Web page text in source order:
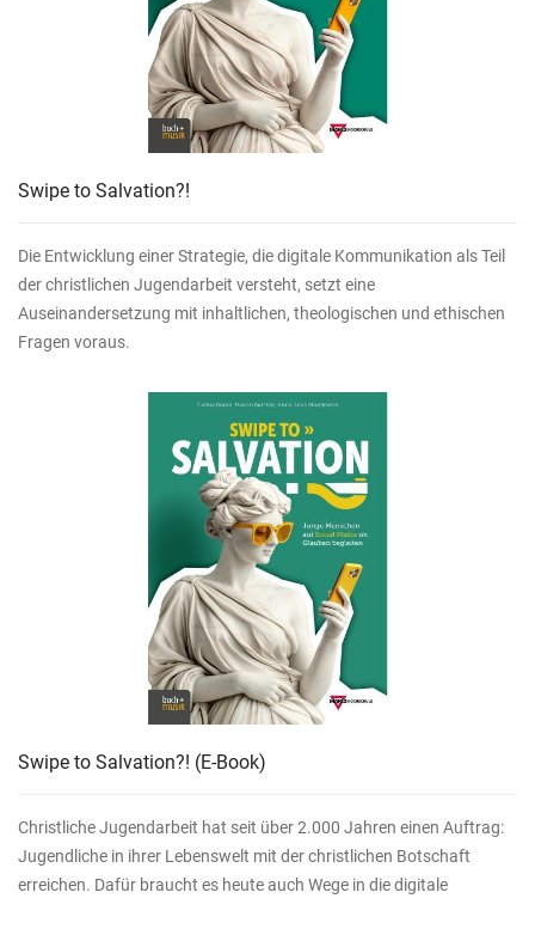
Swipe to Salvation?!
Die Entwicklung einer Strategie, die digitale Kommunikation als Teil
der christlichen Jugendarbeit versteht, setzt eine
Auseinandersetzung mit inhaltlichen, theologischen und ethischen
Fragen voraus.
Swipe to Salvation?! (E-Book)
Christliche Jugendarbeit hat seit über 2.000 Jahren einen Auftrag:
Jugendliche in ihrer Lebenswelt mit der christlichen Botschaft
erreichen. Dafür braucht es heute auch Wege in die digitale